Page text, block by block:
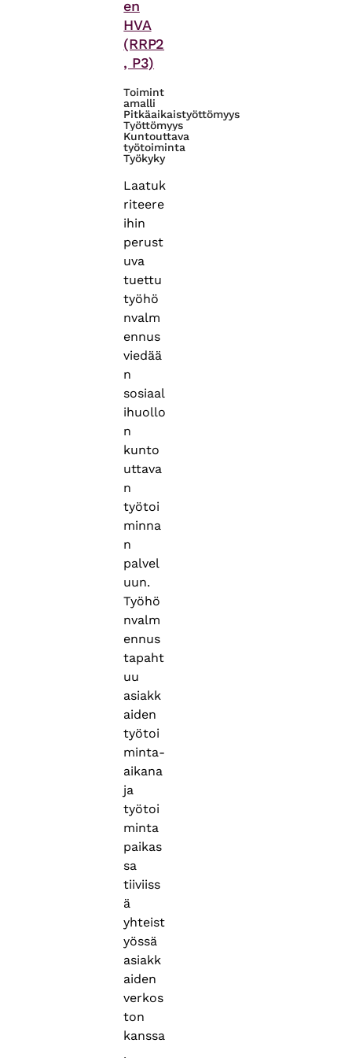
en
HVA
(RRP2
, P3)
Toimint
amalli
Pitkäaikaistyöttömyys
Työttömyys
Kuntouttava
työtoiminta
Työkyky
Laatuk
riteere
ihin
perust
uva
tuettu
työhö
nvalm
ennus
viedää
n
sosiaal
ihuollo
n
kunto
uttava
n
työtoi
minna
n
palvel
uun.
Työhö
nvalm
ennus
tapaht
uu
asiakk
aiden
työtoi
minta-
aikana
ja
työtoi
minta
paikas
sa
tiiviiss
ä
yhteist
yössä
asiakk
aiden
verkos
ton
kanssa
.